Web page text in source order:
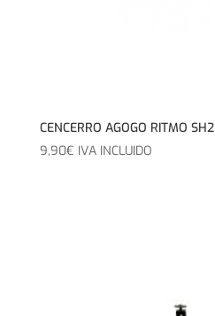
CENCERRO AGOGO RITMO SH2
9,90€ IVA INCLUIDO